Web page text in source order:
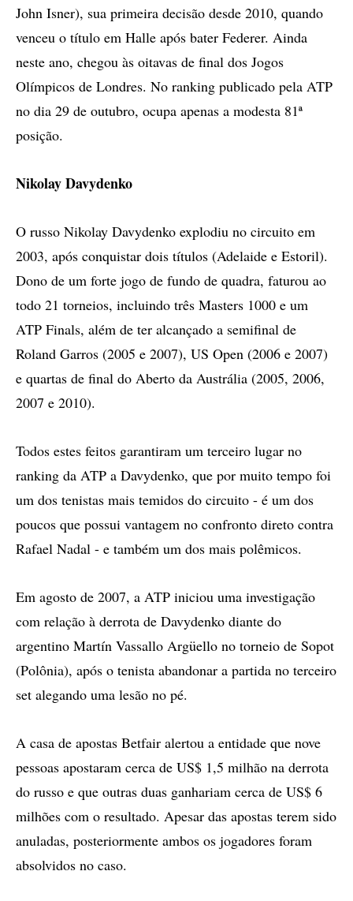
John Isner), sua primeira decisão desde 2010, quando
venceu o título em Halle após bater Federer. Ainda
neste ano, chegou às oitavas de final dos Jogos
Olímpicos de Londres. No ranking publicado pela ATP
no dia 29 de outubro, ocupa apenas a modesta 81ª
posição.
Nikolay Davydenko
O russo Nikolay Davydenko explodiu no circuito em
2003, após conquistar dois títulos (Adelaide e Estoril).
Dono de um forte jogo de fundo de quadra, faturou ao
todo 21 torneios, incluindo três Masters 1000 e um
ATP Finals, além de ter alcançado a semifinal de
Roland Garros (2005 e 2007), US Open (2006 e 2007)
e quartas de final do Aberto da Austrália (2005, 2006,
2007 e 2010).
Todos estes feitos garantiram um terceiro lugar no
ranking da ATP a Davydenko, que por muito tempo foi
um dos tenistas mais temidos do circuito - é um dos
poucos que possui vantagem no confronto direto contra
Rafael Nadal - e também um dos mais polêmicos.
Em agosto de 2007, a ATP iniciou uma investigação
com relação à derrota de Davydenko diante do
argentino Martín Vassallo Argüello no torneio de Sopot
(Polônia), após o tenista abandonar a partida no terceiro
set alegando uma lesão no pé.
A casa de apostas Betfair alertou a entidade que nove
pessoas apostaram cerca de US$ 1,5 milhão na derrota
do russo e que outras duas ganhariam cerca de US$ 6
milhões com o resultado. Apesar das apostas terem sido
anuladas, posteriormente ambos os jogadores foram
absolvidos no caso.